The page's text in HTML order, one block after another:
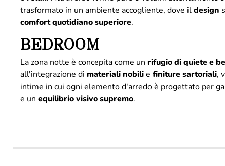
trasformato in un ambiente accogliente, dove ildesign
comfort quotidiano superiore.
BEDROOM
La zona notte è concepita come un rifugio di quiete e
all'integrazione di materiali nobiliefinituresartoriali,
intime in cui ogni elemento d'arredo è progettato per
e unequilibrio visivo supremo.